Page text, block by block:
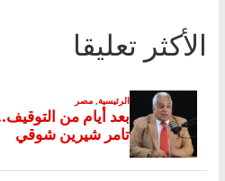
الأكثر تعليقا